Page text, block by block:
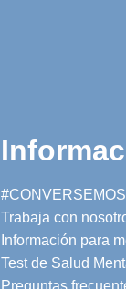
Trabaja con
Información para
Test de Salud
Preguntas